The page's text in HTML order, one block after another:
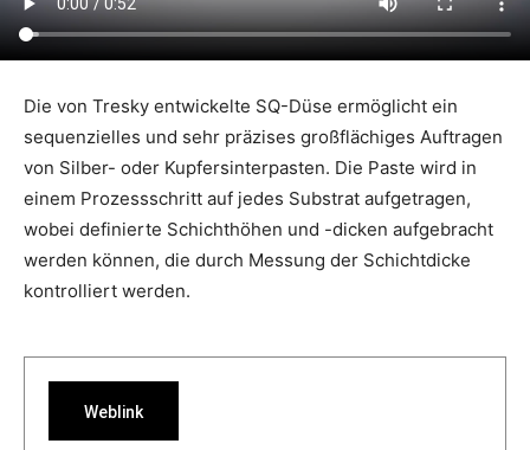
Die von Tresky entwickelte SQ-Düse ermöglicht ein
sequenzielles und sehr präzises großflächiges Auftragen
von Silber- oder Kupfersinterpasten. Die Paste wird in
einem Prozessschritt auf jedes Substrat aufgetragen,
wobei definierte Schichthöhen und -dicken aufgebracht
werden können, die durch Messung der Schichtdicke
kontrolliert werden.
Weblink